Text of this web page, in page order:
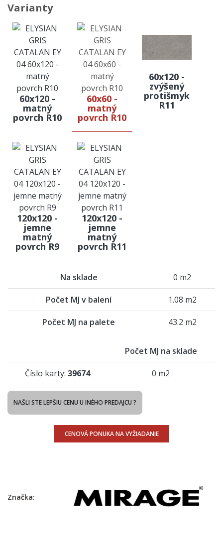
Varianty
60x120 -
matný
povrch R10
60x60 -
matný
povrch R10
60x120 -
zvýšený
protišmyk
R11
120x120 -
jemne
matný
povrch R9
120x120 -
jemne
matný
povrch R11
Na sklade 0 m2
Počet MJ v balení 1.08 m2
Počet MJ na palete 43.2 m2
Počet MJ na sklade
Číslo karty: 39674 0 m2
NAŠLI STE LEPŠIU CENU U INÉHO PREDAJCU ?
CENOVÁ PONUKA NA VYŽIADANIE
Značka: